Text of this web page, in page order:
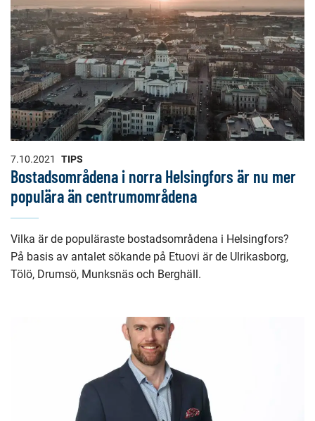
7.10.2021 TIPS
Bostadsområdena i norra Helsingfors är nu mer
populära än centrumområdena
Vilka är de populäraste bostadsområdena i Helsingfors?
På basis av antalet sökande på Etuovi är de Ulrikasborg,
Tölö, Drumsö, Munksnäs och Berghäll.